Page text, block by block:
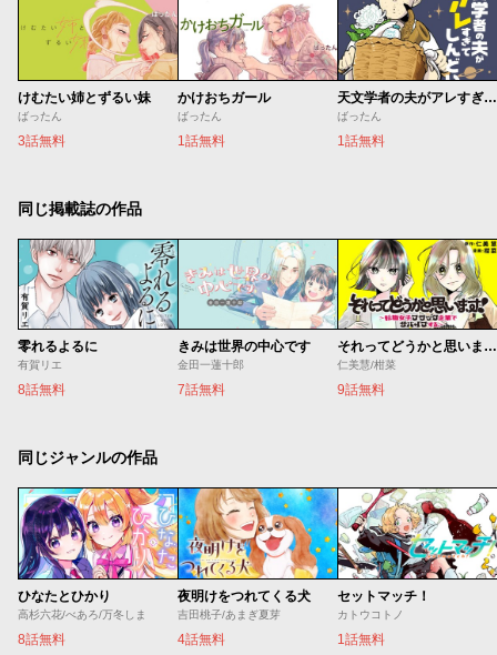
けむたい姉とずるい妹
ばったん
3話無料
かけおちガール
ばったん
1話無料
天文学者の夫がアレすぎてしんどい。
ばったん
1話無料
同じ掲載誌の作品
零れるよるに
有賀リエ
8話無料
きみは世界の中心です
金田一蓮十郎
7話無料
それってどうかと思います！～転職女子、ブラック企業でサバイブする。～
仁美慧/柑菜
9話無料
同じジャンルの作品
ひなたとひかり
高杉六花/べあろ/万冬しま
8話無料
夜明けをつれてくる犬
吉田桃子/あまぎ夏芽
4話無料
セットマッチ！
カトウコトノ
1話無料